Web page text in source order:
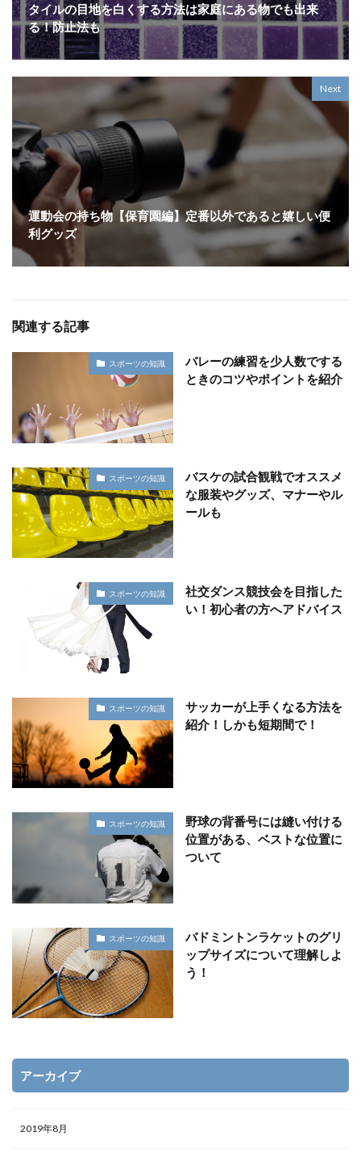
タイルの目地を白くする方法は家庭にある物でも出来
る！防止法も
Next
運動会の持ち物【保育園編】定番以外であると嬉しい便
利グッズ
関連する記事
スポーツの知識
バレーの練習を少人数でする
ときのコツやポイントを紹介
スポーツの知識
バスケの試合観戦でオススメ
な服装やグッズ、マナーやル
ールも
スポーツの知識
社交ダンス競技会を目指した
い！初心者の方へアドバイス
スポーツの知識
サッカーが上手くなる方法を
紹介！しかも短期間で！
スポーツの知識
野球の背番号には縫い付ける
位置がある、ベストな位置に
ついて
スポーツの知識
バドミントンラケットのグリ
ップサイズについて理解しよ
う！
アーカイブ
2019年8月